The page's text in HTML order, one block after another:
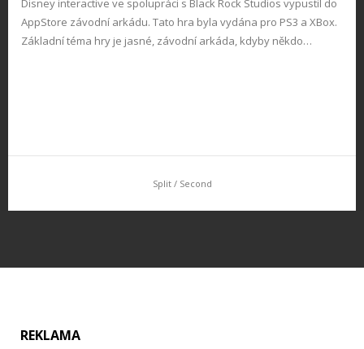
Disney interactive ve spolupráci s Black Rock Studios vypustil do
AppStore závodní arkádu. Tato hra byla vydána pro PS3 a XBox.
Základní téma hry je jasné, závodní arkáda, kdyby někdo…
Split / Second
REKLAMA